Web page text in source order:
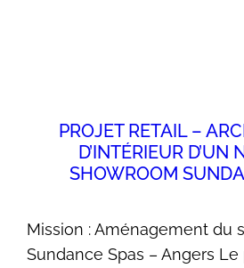
PROJET RETAIL –
D’INTÉRIEUR D’UN
SHOWROOM
Mission : Aménagement du
Sundance Spas – Angers